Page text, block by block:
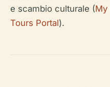
e scambio culturale (My
Tours Portal).